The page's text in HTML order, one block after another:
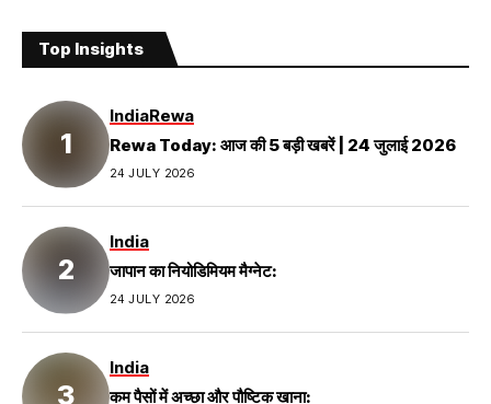
Top Insights
IndiaRewa
Rewa Today: आज की 5 बड़ी खबरें | 24 जुलाई 2026
24 JULY 2026
India
जापान का नियोडिमियम मैग्नेट:
24 JULY 2026
India
कम पैसों में अच्छा और पौष्टिक खाना: